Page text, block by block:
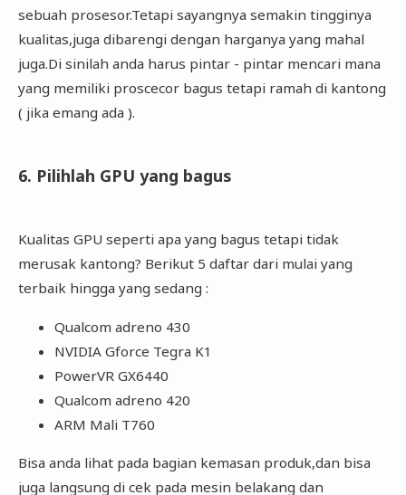
sebuah prosesor.Tetapi sayangnya semakin tingginya
kualitas,juga dibarengi dengan harganya yang mahal
juga.Di sinilah anda harus pintar - pintar mencari mana
yang memiliki proscecor bagus tetapi ramah di kantong
( jika emang ada ).
6. Pilihlah GPU yang bagus
Kualitas GPU seperti apa yang bagus tetapi tidak
merusak kantong? Berikut 5 daftar dari mulai yang
terbaik hingga yang sedang :
Qualcom adreno 430
NVIDIA Gforce Tegra K1
PowerVR GX6440
Qualcom adreno 420
ARM Mali T760
Bisa anda lihat pada bagian kemasan produk,dan bisa
juga langsung di cek pada mesin belakang dan